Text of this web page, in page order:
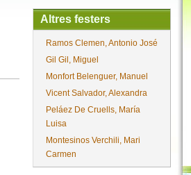
Altres festers
Ramos Clemen, Antonio José
Gil Gil, Miguel
Monfort Belenguer, Manuel
Vicent Salvador, Alexandra
Peláez De Cruells, María
Luisa
Montesinos Verchili, Mari
Carmen